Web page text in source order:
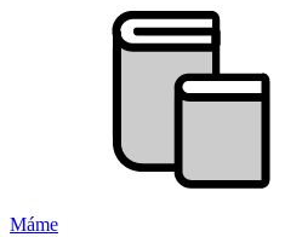
Máme